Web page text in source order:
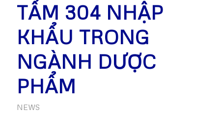
TẤM 304 NHẬP
KHẨU TRONG
NGÀNH DƯỢC
PHẨM
NEWS